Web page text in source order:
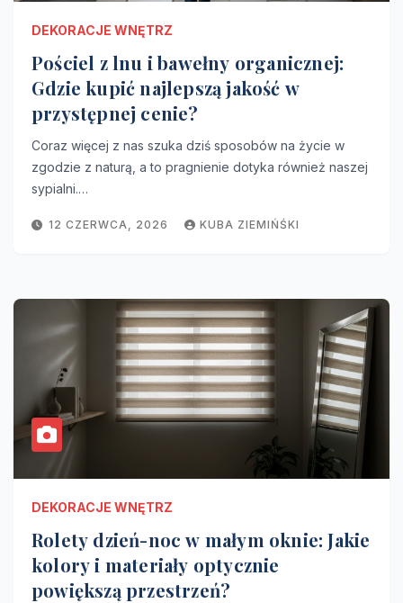
DEKORACJE WNĘTRZ
Pościel z lnu i bawełny organicznej:
Gdzie kupić najlepszą jakość w
przystępnej cenie?
Coraz więcej z nas szuka dziś sposobów na życie w
zgodzie z naturą, a to pragnienie dotyka również naszej
sypialni.…
12 CZERWCA, 2026 KUBA ZIEMIŃŚKI
DEKORACJE WNĘTRZ
Rolety dzień-noc w małym oknie: Jakie
kolory i materiały optycznie
powiększą przestrzeń?